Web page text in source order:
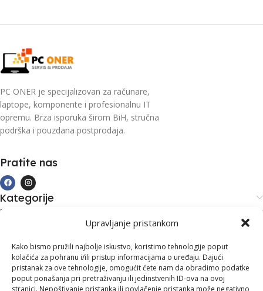
Upravljanje pristankom
Kako bismo pružili najbolje iskustvo, koristimo tehnologije poput
kolačića za pohranu i/ili pristup informacijama o uređaju. Dajući
pristanak za ove tehnologije, omogućit ćete nam da obradimo podatke
poput ponašanja pri pretraživanju ili jedinstvenih ID-ova na ovoj
stranici. Nepoštivanje pristanka ili povlačenje pristanka može negativno
PC ONER je specijalizovan za računare,
laptope, komponente i profesionalnu IT
opremu. Brza isporuka širom BiH, stručna
podrška i pouzdana postprodaja.
Pratite nas
Kategorije
Kupovina i podrška
Kontakt informacije
Branilaca Bosne, 75 300 Lukavac
+387 35 555 999